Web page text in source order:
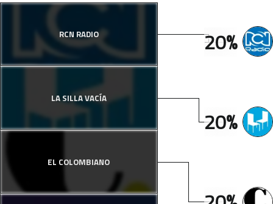
RCN RADIO
LA SILLA VACÍA
EL COLOMBIANO
20%
20%